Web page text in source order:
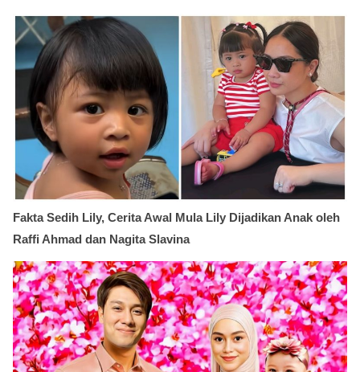
Fakta Sedih Lily, Cerita Awal Mula Lily Dijadikan Anak oleh
Raffi Ahmad dan Nagita Slavina